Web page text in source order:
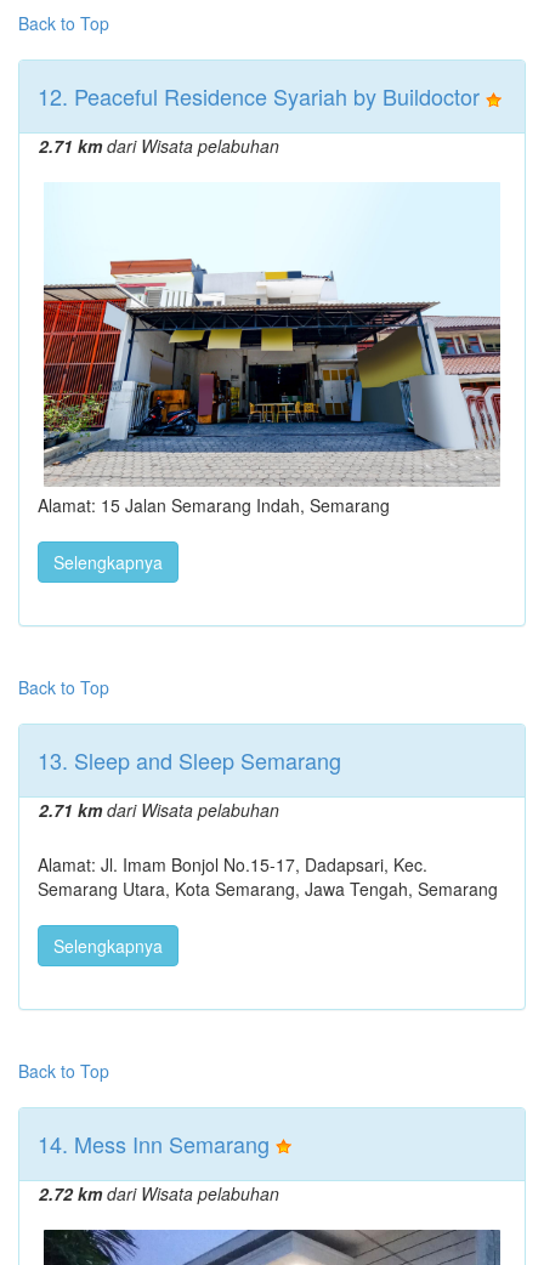
Back to Top
12. Peaceful Residence Syariah by Buildoctor
2.71 kmdari Wisata pelabuhan
Alamat: 15 Jalan Semarang Indah, Semarang
Selengkapnya
Back to Top
13. Sleep and Sleep Semarang
2.71 kmdari Wisata pelabuhan
Alamat: Jl. Imam Bonjol No.15-17, Dadapsari, Kec.
Semarang Utara, Kota Semarang, Jawa Tengah, Semarang
Selengkapnya
Back to Top
14. Mess Inn Semarang
2.72 kmdari Wisata pelabuhan